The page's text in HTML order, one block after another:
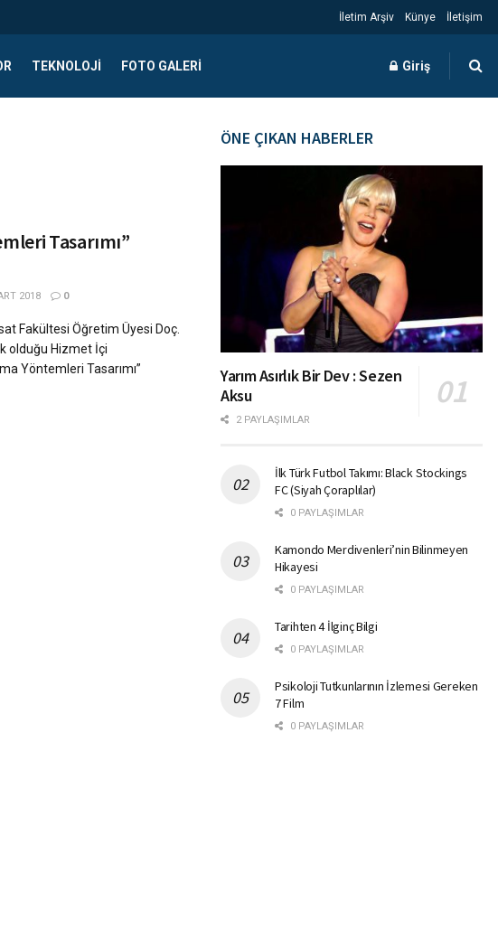
İletim Arşiv Künye İletişim
TEKNOLOJI FOTO GALERI Giriş
Tasarımı”
2018 0
Fakültesi Öğretim Üyesi Doç.
olduğu Hizmet İçi
Yöntemleri Tasarımı”
ÖNE ÇIKAN HABERLER
Yarım Asırlık Bir Dev : Sezen
Aksu
2 PAYLAŞIMLAR
İlk Türk Futbol Takımı: Black Stockings
FC (Siyah Çoraplılar)
0 PAYLAŞIMLAR
Kamondo Merdivenleri’nin Bilinmeyen
Hikayesi
0 PAYLAŞIMLAR
Tarihten 4 İlginç Bilgi
0 PAYLAŞIMLAR
Psikoloji Tutkunlarının İzlemesi Gereken
7 Film
0 PAYLAŞIMLAR